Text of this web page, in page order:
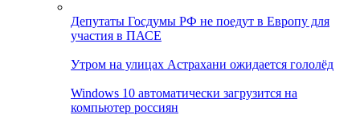
Депутаты Госдумы РФ не поедут в Европу для
участия в ПАСЕ
Утром на улицах Астрахани ожидается гололёд
Windows 10 автоматически загрузится на
компьютер россиян